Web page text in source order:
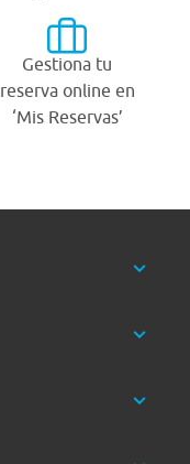
Gestiona tu
reserva online en
‘Mis Reservas’